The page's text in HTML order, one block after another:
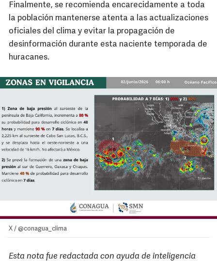
Finalmente, se recomienda encarecidamente a toda
la población mantenerse atenta a las actualizaciones
oficiales del clima y evitar la propagación de
desinformación durante esta naciente temporada de
huracanes.
X / @conagua_clima
Esta nota fue redactada con ayuda de inteligencia